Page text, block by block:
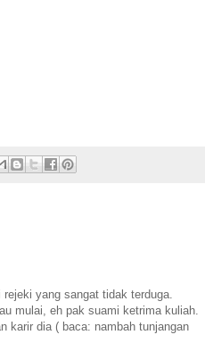
yang sangat tidak terduga.
mulai, eh pak suami ketrima kuliah.
karir dia ( baca: nambah tunjangan